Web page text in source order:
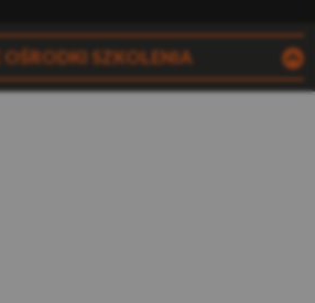
OŚRODKI SZKOLENIA